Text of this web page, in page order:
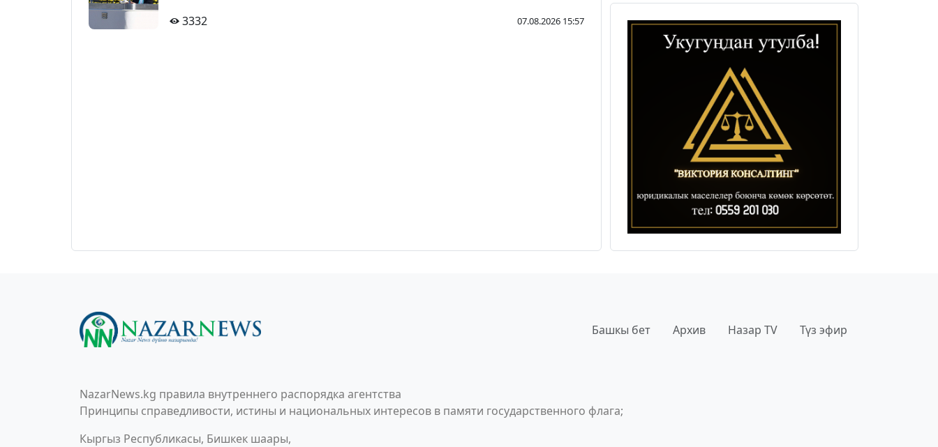
3332 07.08.2026 15:57
Башкы бет Архив Назар TV Түз эфир
NazarNews.kg правила внутреннего распорядка агентства
Принципы справедливости, истины и национальных интересов в памяти государственного флага;
Кыргыз Республикасы, Бишкек шаары,